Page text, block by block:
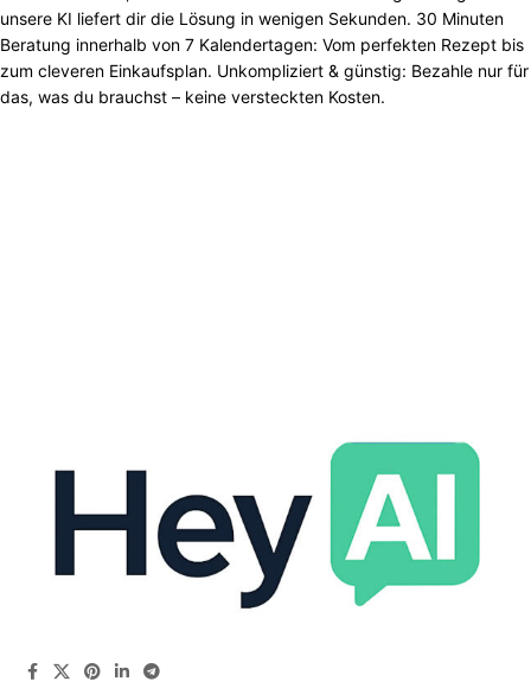
unsere KI liefert dir die Lösung in wenigen Sekunden. 30 Minuten
Beratung innerhalb von 7 Kalendertagen: Vom perfekten Rezept bis
zum cleveren Einkaufsplan. Unkompliziert & günstig: Bezahle nur für
das, was du brauchst – keine versteckten Kosten.